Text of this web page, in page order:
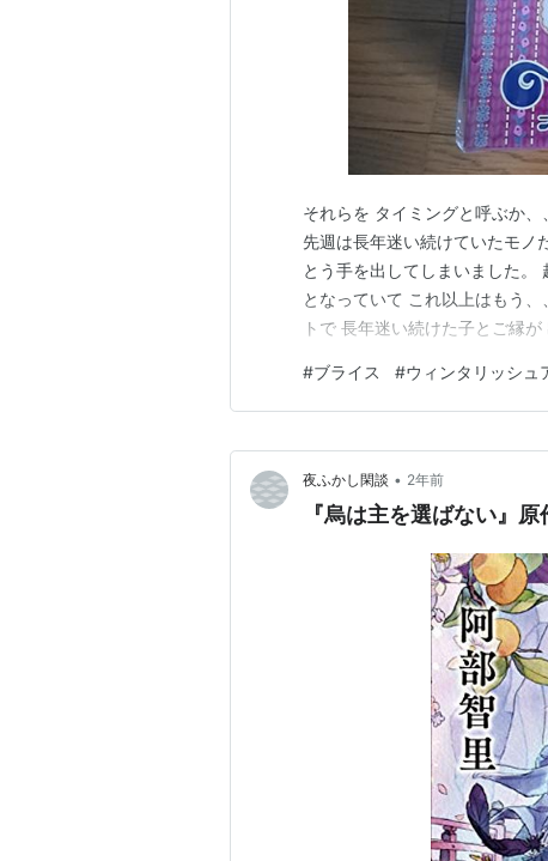
それらを タイミングと呼ぶか、
先週は長年迷い続けていたモノ
とう手を出してしまいました。
となっていて これ以上はもう
トで 長年迷い続けた子とご縁
けはアウトフィット(服・小物)
真ん中の…
#ブライス #ウィンタリッシュ
夜ふかし閑談 • 2年前
『烏は主を選ばない』